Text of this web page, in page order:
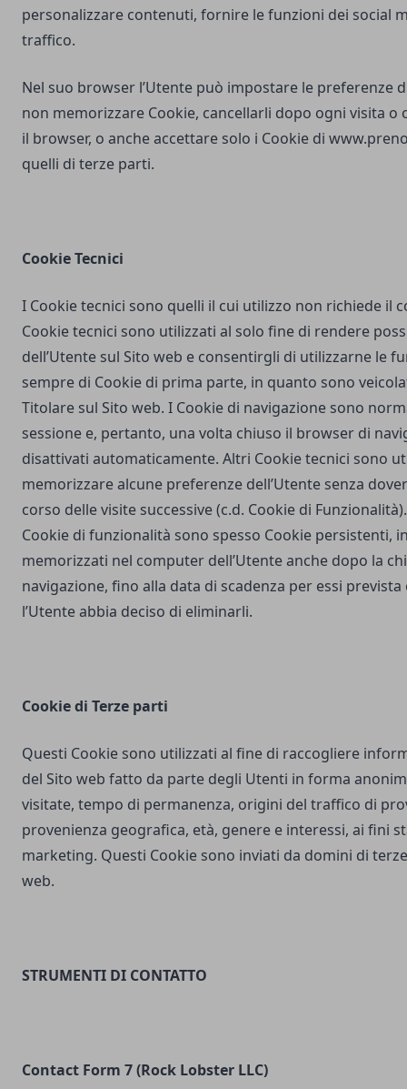
personalizzare contenuti, fornire le funzioni dei social
traffico.
Nel suo browser l’Utente può impostare le preferenze
non memorizzare Cookie, cancellarli dopo ogni visita o
il browser, o anche accettare solo i Cookie di
quelli di terze parti.
Cookie Tecnici
I Cookie tecnici sono quelli il cui utilizzo non richiede il
Cookie tecnici sono utilizzati al solo fine di rendere
dell’Utente sul Sito web e consentirgli di utilizzarne le
sempre di Cookie di prima parte, in quanto sono
Titolare sul Sito web. I Cookie di navigazione sono
sessione e, pertanto, una volta chiuso il browser di
disattivati automaticamente. Altri Cookie tecnici sono
memorizzare alcune preferenze dell’Utente senza
corso delle visite successive (c.d. Cookie di
Cookie di funzionalità sono spesso Cookie persistenti,
memorizzati nel computer dell’Utente anche dopo la
navigazione, fino alla data di scadenza per essi
l’Utente abbia deciso di eliminarli.
Cookie di Terze parti
Questi Cookie sono utilizzati al fine di raccogliere
del Sito web fatto da parte degli Utenti in forma
visitate, tempo di permanenza, origini del traffico di
provenienza geografica, età, genere e interessi, ai fini
marketing. Questi Cookie sono inviati da domini di
web.
STRUMENTI DI CONTATTO
Contact Form 7 (Rock Lobster LLC)